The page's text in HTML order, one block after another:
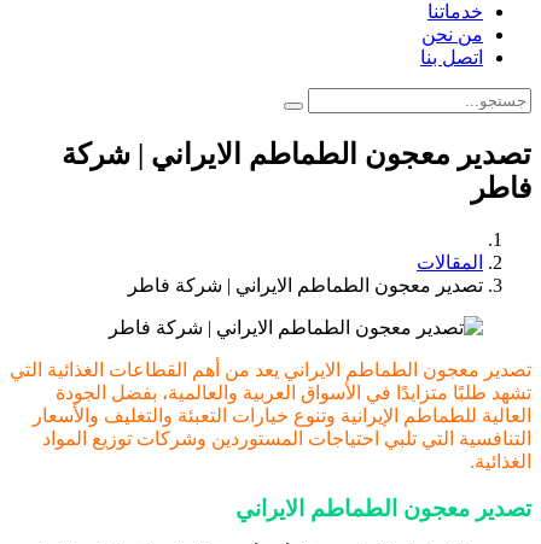
خدماتنا
من نحن
اتصل بنا
تصدير معجون الطماطم الايراني | شركة
فاطر
المقالات
تصدير معجون الطماطم الايراني | شركة فاطر
تصدير معجون الطماطم الايراني يعد من أهم القطاعات الغذائية التي
تشهد طلبًا متزايدًا في الأسواق العربية والعالمية، بفضل الجودة
العالية للطماطم الإيرانية وتنوع خيارات التعبئة والتغليف والأسعار
التنافسية التي تلبي احتياجات المستوردين وشركات توزيع المواد
الغذائية.
تصدير معجون الطماطم الايراني